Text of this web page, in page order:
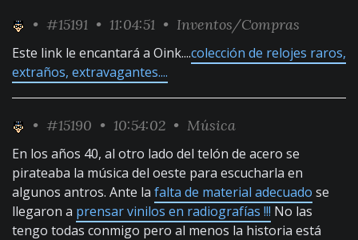
• #15191 • 11:04:51 • Inventos/Compras
Este link le encantará a Oink....colección de relojes raros,
extraños, extravagantes....
• #15190 • 10:54:02 • Música
En los años 40, al otro lado del telón de acero se
pirateaba la música del oeste para escucharla en
algunos antros. Ante la falta de material adecuado se
llegaron a prensar vinilos en radiografías !!! No las
tengo todas conmigo pero al menos la historia está